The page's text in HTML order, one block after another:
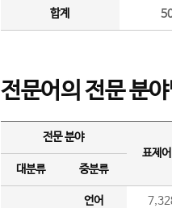
합계
전문어의 전문 분
전문 분야
표제
대분류
중분류
언어